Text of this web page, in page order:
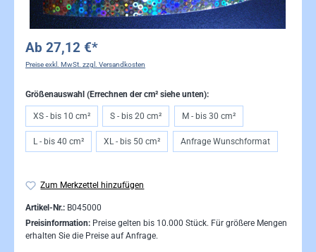
Ab 27,12 €*
Preise exkl. MwSt. zzgl. Versandkosten
Größenauswahl (Errechnen der cm² siehe unten):
XS - bis 10 cm² S - bis 20 cm² M - bis 30 cm²
L - bis 40 cm² XL - bis 50 cm² Anfrage Wunschformat
Zum Merkzettel hinzufügen
Artikel-Nr.: B045000
Preisinformation: Preise gelten bis 10.000 Stück. Für größere Mengen
erhalten Sie die Preise auf Anfrage.